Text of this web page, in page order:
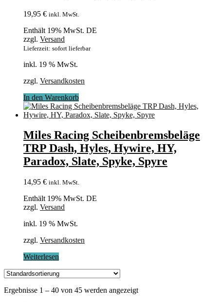
19,95 € inkl. MwSt.
Enthält 19% MwSt. DE
zzgl. Versand
Lieferzeit: sofort lieferbar
inkl. 19 % MwSt.
zzgl. Versandkosten
In den Warenkorb
Miles Racing Scheibenbremsbeläge
TRP Dash, Hyles, Hywire, HY,
Paradox, Slate, Spyke, Spyre
14,95 € inkl. MwSt.
Enthält 19% MwSt. DE
zzgl. Versand
inkl. 19 % MwSt.
zzgl. Versandkosten
Weiterlesen
Ergebnisse 1 – 40 von 45 werden angezeigt